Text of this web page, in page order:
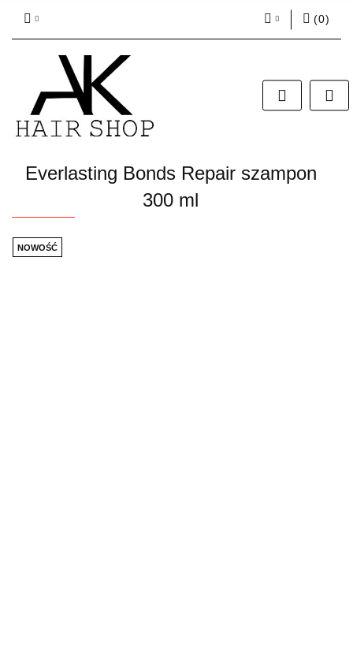
Zarejestruj się
Dodaj zgłoszenie
(0)
Everlasting Bonds Repair szampon
300 ml
NOWOŚĆ